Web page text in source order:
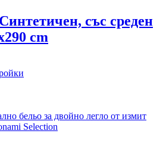
Синтетичен, със среден
cm